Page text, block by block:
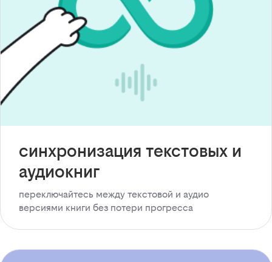
синхронизация текстовых и
аудиокниг
переключайтесь между текстовой и аудио
версиями книги без потери прогресса